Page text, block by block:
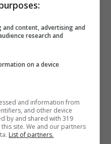
a pensare che
era un filo
grande
già nel titolo di
dire che sia stata la
and content, advertising and
research and
on a device
and information from
and other device
by and shared with 319
site. We and our partners
List of partners.